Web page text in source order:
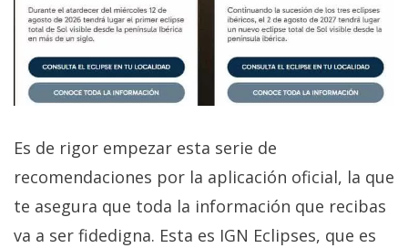
Es de rigor empezar esta serie de
recomendaciones por la aplicación oficial, la que
te asegura que toda la información que recibas
va a ser fidedigna. Esta es IGN Eclipses, que es